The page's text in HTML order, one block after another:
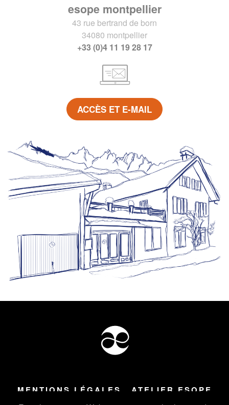
esope montpellier
43 rue bertrand de born
34080 montpellier
+33 (0)4 11 19 28 17
ACCÈS ET E-MAIL
MENTIONS LÉGALES ATELIER ESOPE